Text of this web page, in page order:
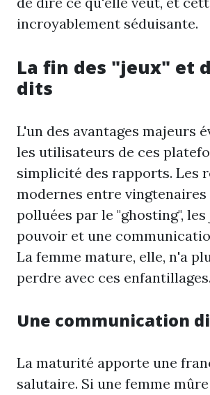
incroyablement séduisante.
La fin des "jeux" et
dits
L'un des avantages majeurs
les utilisateurs de ces
simplicité des rapports. Les
modernes entre
polluées par le "ghosting", les
pouvoir et une
La femme mature, elle, n'a
perdre avec ces enfantillages.
Une communication
La maturité apporte une
salutaire. Si une femme